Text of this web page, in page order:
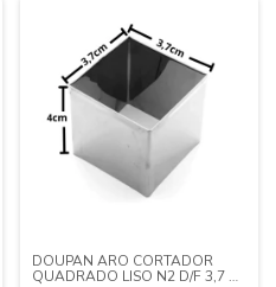
DOUPAN ARO CORTADOR
QUADRADO LISO N2 D/F 3,7 X